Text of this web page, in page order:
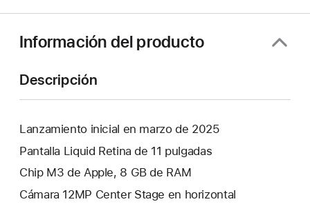
Información del producto
Descripción
Lanzamiento inicial en marzo de 2025
Pantalla Liquid Retina de 11 pulgadas
Chip M3 de Apple, 8 GB de RAM
Cámara 12MP Center Stage en horizontal